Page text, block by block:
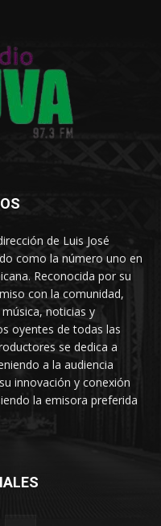
de Luis José
como la número uno en
Reconocida por su
con la comunidad,
noticias y
oyentes de todas las
se dedica a
a la audiencia
innovación y conexión
la emisora preferida